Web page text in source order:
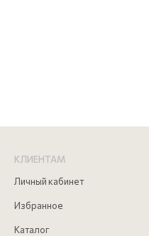
КЛИЕНТАМ
Личный кабинет
Избранное
Каталог